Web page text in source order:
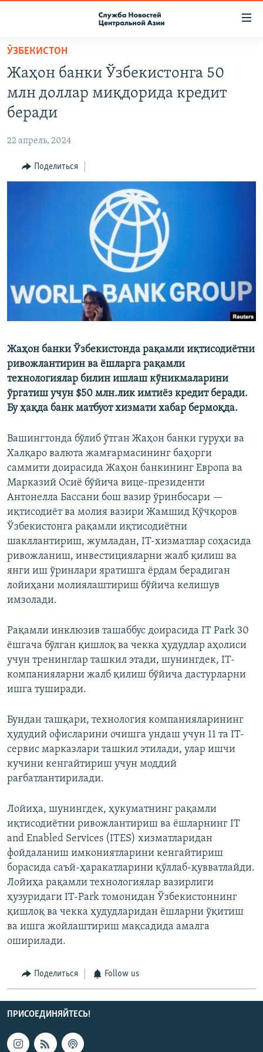
Вернуться
основному
содержанию
Вернутся
главной
навигации
Вернутся
ПОДПИСКА
КОНТАКТЫ
НАСТОЯЩЕЕ ВРЕМЯ
МИГРАНТ МЕДИА
ӮЗБЕКИСТОН
Жаҳон банки Ўзбекистонга 50
млн доллар миқдорида кредит
беради
22 апрель, 2024
Поделиться
Жаҳон банки Ўзбекистонда рақамли иқтисодиётни
ривожлантирин ва ёшларга рақамли
технологиялар билин ишлаш кўникмаларини
ўргатиш учун $50 млн.лик имтиёз кредит беради.
Бу ҳақда банк матбуот хизмати хабар бермоқда.
Вашингтонда бўлиб ўтган Жаҳон банки гуруҳи ва
Халқаро валюта жамғармасининг баҳорги
саммити доирасида Жаҳон банкининг Европа ва
Марказий Осиё бўйича вице-президенти
Антонелла Бассани бош вазир ўринбосари —
иқтисодиёт ва молия вазири Жамшид Қўчқоров
Ўзбекистонга рақамли иқтисодиётни
шакллантириш, жумладан, IT-хизматлар соҳасида
ривожланиш, инвестицияларни жалб қилиш ва
янги иш ўринлари яратишга ёрдам берадиган
лойиҳани молиялаштириш бўйича келишув
имзолади.
Рақамли инклюзив ташаббус доирасида IT Park 30
ёшгача бўлган қишлоқ ва чекка ҳудудлар аҳолиси
учун тренинглар ташкил этади, шунингдек, IT-
компанияларни жалб қилиш бўйича дастурларни
ишга туширади.
Бундан ташқари, технология компанияларининг
ҳудудий офисларини очишга ундаш учун 11 та IT-
сервис марказлари ташкил этилади, улар ишчи
кучини кенгайтириш учун моддий
рағбатлантирилади.
Лойиҳа, шунингдек, ҳукуматнинг рақамли
иқтисодиётни ривожлантириш ва ёшларнинг IT
and Enabled Services (ITES) хизматларидан
фойдаланиш имкониятларини кенгайтириш
борасида саъй-ҳаракатларини қўллаб-қувватлайди.
Лойиҳа рақамли технологиялар вазирлиги
ҳузуридаги IT-Park томонидан Ўзбекистоннинг
қишлоқ ва чекка ҳудудларидан ёшларни ўқитиш
ва ишга жойлаштириш мақсадида амалга
оширилади.
Поделиться Follow us
ПРИСОЕДИНЯЙТЕСЬ!